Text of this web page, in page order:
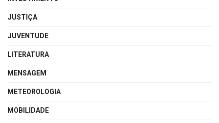
JUSTIÇA
JUVENTUDE
LITERATURA
MENSAGEM
METEOROLOGIA
MOBILIDADE